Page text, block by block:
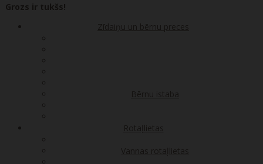
Grozs ir tukšs!
Zīdaiņu un bērnu preces
Bērnu istaba
Rotaļlietas
Vannas rotaļlietas